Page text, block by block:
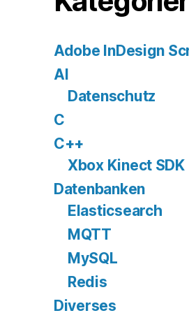
Adobe InDesign
AI
Datenschutz
C
C++
Xbox Kinect SDK
Datenbanken
Elasticsearch
MQTT
MySQL
Redis
Diverses